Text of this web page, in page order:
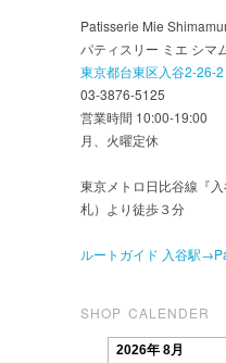
Patisserie Mie
パティスリー ミエ シマ
東京都台東区入谷2-26-2
03-3876-5125
営業時間 10:00-19:00
月、火曜定休
東京メトロ日比谷線『
札）より徒歩３分
ルートガイド 入谷駅
SHOP CALENDER
2026年 8月